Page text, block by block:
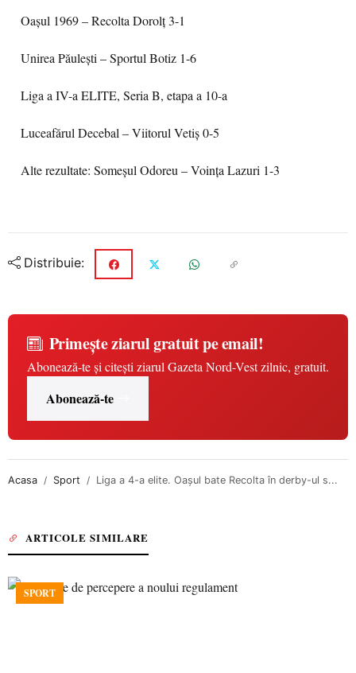
Oaşul 1969 – Recolta Dorolţ 3-1
Unirea Păuleşti – Sportul Botiz 1-6
Liga a IV-a ELITE, Seria B, etapa a 10-a
Luceafărul Decebal – Viitorul Vetiș 0-5
Alte rezultate: Someșul Odoreu – Voința Lazuri 1-3
Distribuie:
Primește ziarul gratuit pe email!
Abonează-te și citești ziarul Gazeta Nord-Vest zilnic, gratuit.
Abonează-te
Acasa Sport Liga a 4-a elite. Oașul bate Recolta în derby-ul s...
ARTICOLE SIMILARE
SPORT